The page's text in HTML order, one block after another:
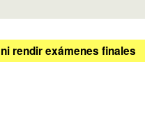
rendir exámenes finales